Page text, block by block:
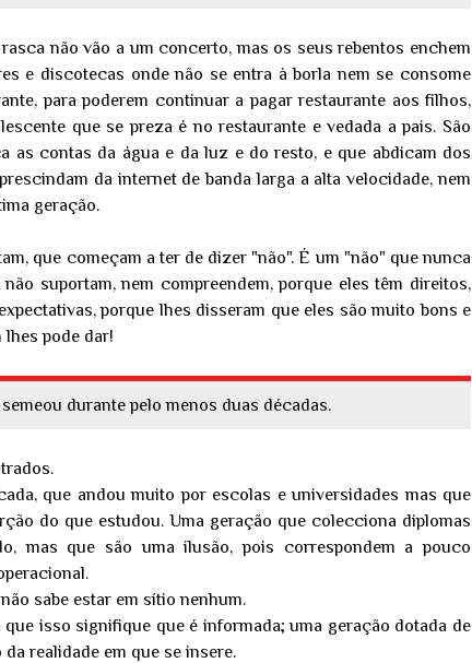
não vão a um concerto, mas os seus rebentos enchem
e discotecas onde não se entra à borla nem se consome
para poderem continuar a pagar restaurante aos filhos,
que se preza é no restaurante e vedada a pais. São
as contas da água e da luz e do resto, e que abdicam dos
da internet de banda larga a alta velocidade, nem
geração.
que começam a ter de dizer "não". É um "não" que nunca
suportam, nem compreendem, porque eles têm direitos,
porque lhes disseram que eles são muito bons e
lhes pode dar!
durante pelo menos duas décadas.
que andou muito por escolas e universidades mas que
do que estudou. Uma geração que colecciona diplomas
mas que são uma ilusão, pois correspondem a pouco
sabe estar em sítio nenhum.
isso signifique que é informada; uma geração dotada de
realidade em que se insere.